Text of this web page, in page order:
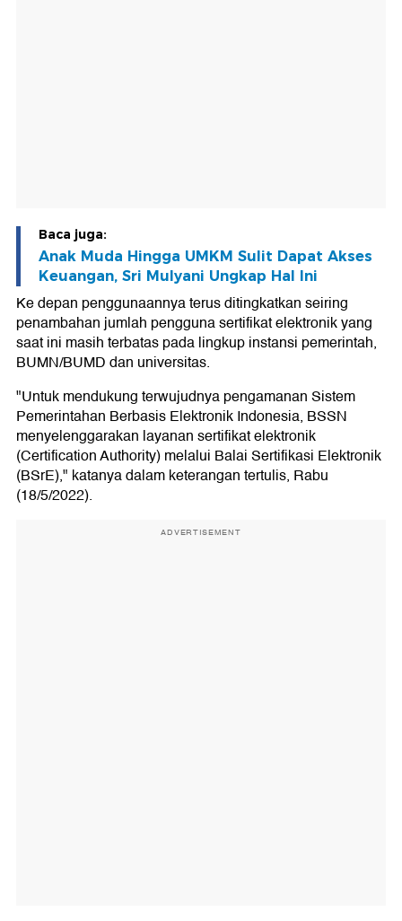
Baca juga:
Anak Muda Hingga UMKM Sulit Dapat Akses
Keuangan, Sri Mulyani Ungkap Hal Ini
Ke depan penggunaannya terus ditingkatkan seiring
penambahan jumlah pengguna sertifikat elektronik yang
saat ini masih terbatas pada lingkup instansi pemerintah,
BUMN/BUMD dan universitas.
"Untuk mendukung terwujudnya pengamanan Sistem
Pemerintahan Berbasis Elektronik Indonesia, BSSN
menyelenggarakan layanan sertifikat elektronik
(Certification Authority) melalui Balai Sertifikasi Elektronik
(BSrE)," katanya dalam keterangan tertulis, Rabu
(18/5/2022).
ADVERTISEMENT